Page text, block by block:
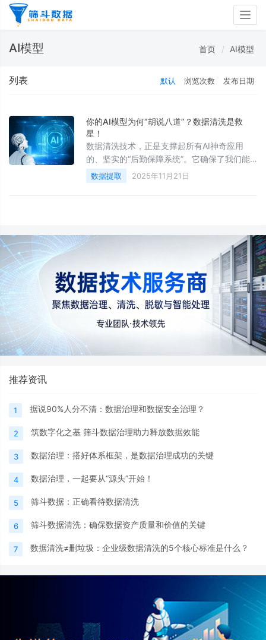
AI模型 首页 AI模型
列表 默认 浏览次数 发布日期
你的AI模型为何“胡说八道”？数据清洗是救
星！
数据清洗技术，正是支撑起所有AI神奇应用
的、坚实的“后勤保障系统”。它确保了我们能
从海量噪音中提取信号，从原始混沌中炼出真
知，最终喂养出更聪明、更可靠的人工智能。
数据提取 2025年11月21日
推荐资讯
1 据说90%人分不清：数据治理和数据安全治理？
2 筑数字化之基 筛斗数据治理助力释放数据效能
3 数据治理：搭好体系框架，是数据治理成功的关键
4 数据治理，一起要从“源头”开始！
5 筛斗数据：正确看待数据清洗
6 筛斗数据清洗：确保数据资产质量和价值的关键
7 数据清洗≠删垃圾：企业级数据清洗的5个核心标准是什么？